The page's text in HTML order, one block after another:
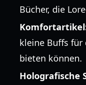
Bücher, die
kleine Buffs für
bieten können.
Holografische